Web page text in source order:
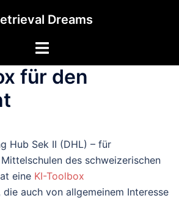
Dreams
Menü
für den
Hub Sek II (DHL) – für
des schweizerischen
eine KI-Toolbox
auch von allgemeinem Interesse